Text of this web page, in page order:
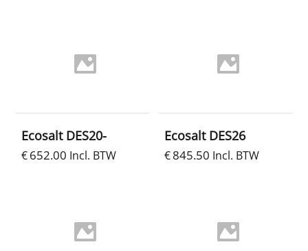
Ecosalt DES20-
€652.00 Incl. BTW
Ecosalt DES26
€845.50 Incl. BTW